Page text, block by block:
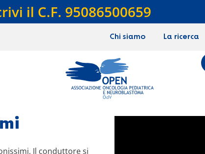
il C.F. 95086500659
Chi siamo La ricerca
Il conduttore si